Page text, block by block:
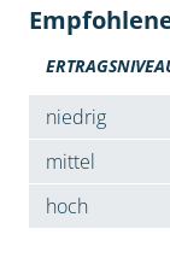
niedrig
mittel
hoch